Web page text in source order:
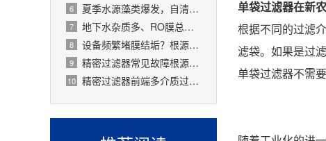
6 夏季水源藻类爆发，自清洗过滤器搞定原水预处理难题
7 地下水杂质多、RO膜总报废！一支滤芯过滤器就能大幅延寿
8 设备频繁堵膜结垢？根源就是前置水处理过滤器没配对
9 精密过滤器常见故障根源有哪些？
10 精密过滤器前端多介质过滤失效会怎样？
单袋过滤器在新
根据不同的过滤
滤袋。如果是过
单袋过滤器不需